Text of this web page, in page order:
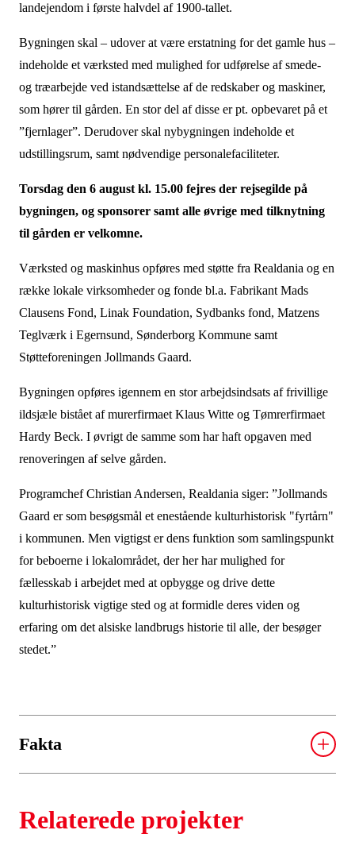
landejendom i første halvdel af 1900-tallet.
Bygningen skal – udover at være erstatning for det gamle hus –
indeholde et værksted med mulighed for udførelse af smede-
og træarbejde ved istandsættelse af de redskaber og maskiner,
som hører til gården. En stor del af disse er pt. opbevaret på et
”fjernlager”. Derudover skal nybygningen indeholde et
udstillingsrum, samt nødvendige personalefaciliteter.
Torsdag den 6 august kl. 15.00 fejres der rejsegilde på
bygningen, og sponsorer samt alle øvrige med tilknytning
til gården er velkomne.
Værksted og maskinhus opføres med støtte fra Realdania og en
række lokale virksomheder og fonde bl.a. Fabrikant Mads
Clausens Fond, Linak Foundation, Sydbanks fond, Matzens
Teglværk i Egernsund, Sønderborg Kommune samt
Støtteforeningen Jollmands Gaard.
Bygningen opføres igennem en stor arbejdsindsats af frivillige
ildsjæle bistået af murerfirmaet Klaus Witte og Tømrerfirmaet
Hardy Beck. I øvrigt de samme som har haft opgaven med
renoveringen af selve gården.
Programchef Christian Andersen, Realdania siger: ”Jollmands
Gaard er som besøgsmål et enestående kulturhistorisk "fyrtårn"
i kommunen. Men vigtigst er dens funktion som samlingspunkt
for beboerne i lokalområdet, der her har mulighed for
fællesskab i arbejdet med at opbygge og drive dette
kulturhistorisk vigtige sted og at formidle deres viden og
erfaring om det alsiske landbrugs historie til alle, der besøger
stedet.”
Fakta
dominerende hovedlænge tilføjet en vinkel eller
Relaterede projekter